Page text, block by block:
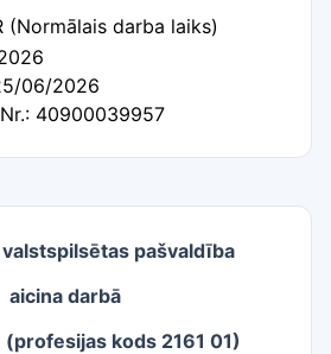
pašvaldība
aicina darbā
(profesijas kods 2161 01)
(Normālais darba laiks)
06/2026
40900039957